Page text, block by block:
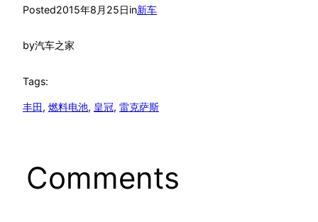
Posted2015年8月25日in新车
by汽车之家
Tags:
丰田, 燃料电池, 皇冠, 雷克萨斯
Comments